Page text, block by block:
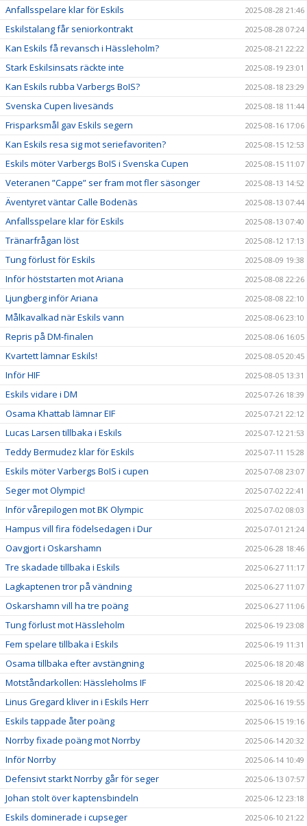
Anfallsspelare klar för Eskils 2025-08-28 21:46
Eskilstalang får seniorkontrakt 2025-08-28 07:24
Kan Eskils få revansch i Hässleholm? 2025-08-21 22:22
Stark Eskilsinsats räckte inte 2025-08-19 23:01
Kan Eskils rubba Varbergs BoIS? 2025-08-18 23:29
Svenska Cupen livesänds 2025-08-18 11:44
Frisparksmål gav Eskils segern 2025-08-16 17:06
Kan Eskils resa sig mot seriefavoriten? 2025-08-15 12:53
Eskils möter Varbergs BoIS i Svenska Cupen 2025-08-15 11:07
Veteranen ”Cappe” ser fram mot fler säsonger 2025-08-13 14:52
Äventyret väntar Calle Bodenäs 2025-08-13 07:44
Anfallsspelare klar för Eskils 2025-08-13 07:40
Tränarfrågan löst 2025-08-12 17:13
Tung förlust för Eskils 2025-08-09 19:38
Inför höststarten mot Ariana 2025-08-08 22:26
Ljungberg inför Ariana 2025-08-08 22:10
Målkavalkad när Eskils vann 2025-08-06 23:10
Repris på DM-finalen 2025-08-06 16:05
Kvartett lämnar Eskils! 2025-08-05 20:45
Inför HIF 2025-08-05 13:31
Eskils vidare i DM 2025-07-26 18:39
Osama Khattab lämnar EIF 2025-07-21 22:12
Lucas Larsen tillbaka i Eskils 2025-07-12 21:53
Teddy Bermudez klar för Eskils 2025-07-11 15:28
Eskils möter Varbergs BoIS i cupen 2025-07-08 23:07
Seger mot Olympic! 2025-07-02 22:41
Inför vårepilogen mot BK Olympic 2025-07-02 08:03
Hampus vill fira födelsedagen i Dur 2025-07-01 21:24
Oavgjort i Oskarshamn 2025-06-28 18:46
Tre skadade tillbaka i Eskils 2025-06-27 11:17
Lagkaptenen tror på vändning 2025-06-27 11:07
Oskarshamn vill ha tre poäng 2025-06-27 11:06
Tung förlust mot Hässleholm 2025-06-19 23:08
Fem spelare tillbaka i Eskils 2025-06-19 11:31
Osama tillbaka efter avstängning 2025-06-18 20:48
Motståndarkollen: Hässleholms IF 2025-06-18 20:42
Linus Gregard kliver in i Eskils Herr 2025-06-16 19:55
Eskils tappade åter poäng 2025-06-15 19:16
Norrby fixade poäng mot Norrby 2025-06-14 20:32
Inför Norrby 2025-06-14 10:49
Defensivt starkt Norrby går för seger 2025-06-13 07:57
Johan stolt över kaptensbindeln 2025-06-12 23:18
Eskils dominerade i cupseger 2025-06-10 21:22